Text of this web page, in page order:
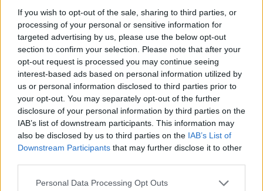
If you wish to opt-out of the sale, sharing to third parties, or
processing of your personal or sensitive information for
targeted advertising by us, please use the below opt-out
section to confirm your selection. Please note that after your
opt-out request is processed you may continue seeing
interest-based ads based on personal information utilized by
us or personal information disclosed to third parties prior to
your opt-out. You may separately opt-out of the further
disclosure of your personal information by third parties on the
IAB’s list of downstream participants. This information may
also be disclosed by us to third parties on the IAB’s List of
Downstream Participants that may further disclose it to other
Please note that this website/app uses one or more Google
Personal Data Processing Opt Outs
hogy három, Rominával közös gyermekünk
örülni fog, ha újra együtt zenélünk. Romina
eljött hozzánk Cellinóba, bemutattam neki
második feleségemet, Loredanát és két
közös gyermekünket" - mesélte Carrisi.
"Elcsendesedtek az indulatok. Eljött az idő,
hogy 19 viharos év után végre békét
kössünk. Természetesen nem lesz semmi
sem olyan, mint régen, nem szabad illúziókat
táplálnunk. Rendkívüli, hihetetlen éveket
éltünk meg együtt, ez már sosem tér vissza" -
magyarázta az énekes. A hajdani házaspár
Oroszországban még mindig igen népszerű.